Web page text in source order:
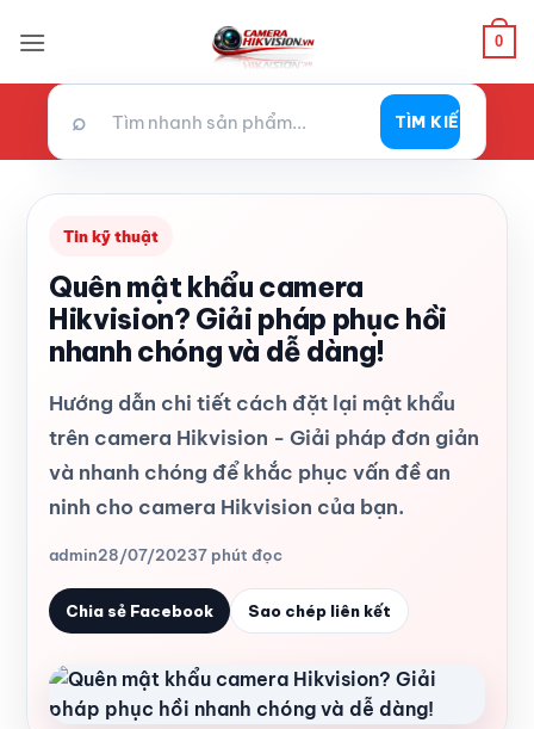
qua
0
⌕ TÌM KIẾM
Tin kỹ thuật
Quên mật khẩu camera
Hikvision? Giải pháp phục hồi
nhanh chóng và dễ dàng!
Hướng dẫn chi tiết cách đặt lại mật khẩu
trên camera Hikvision - Giải pháp đơn giản
và nhanh chóng để khắc phục vấn đề an
ninh cho camera Hikvision của bạn.
admin28/07/20237 phút đọc
Chia sẻ Facebook Sao chép liên kết